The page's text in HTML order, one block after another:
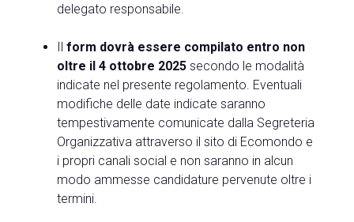
delegato responsabile.
Il form dovrà essere compilato entro non
oltre il 4 ottobre 2025 secondo le modalità
indicate nel presente regolamento. Eventuali
modifiche delle date indicate saranno
tempestivamente comunicate dalla Segreteria
Organizzativa attraverso il sito di Ecomondo e
i propri canali social e non saranno in alcun
modo ammesse candidature pervenute oltre i
termini.